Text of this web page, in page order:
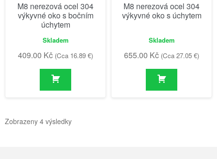
M8 nerezová ocel 304
výkyvné oko s bočním
úchytem
Skladem
409.00 Kč (Cca 16.89 €)
M8 nerezová ocel 304
výkyvné oko s úchytem
Skladem
655.00 Kč (Cca 27.05 €)
Zobrazeny 4 výsledky